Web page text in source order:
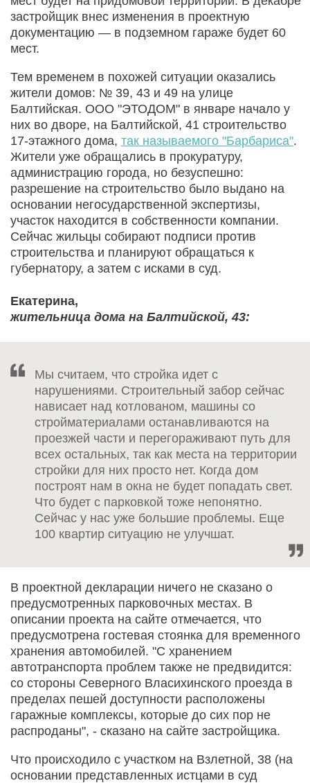
застройщик внес изменения в проектную
документацию — в подземном гараже будет 60
мест.
Тем временем в похожей ситуации оказались
жители домов: № 39, 43 и 49 на улице
Балтийская. ООО "ЭТОДОМ" в январе начало у
них во дворе, на Балтийской, 41 строительство
17-этажного дома, так называемого "Барбариса".
Жители уже обращались в прокуратуру,
администрацию города, но безуспешно:
разрешение на строительство было выдано на
основании негосударственной экспертизы,
участок находится в собственности компании.
Сейчас жильцы собирают подписи против
строительства и планируют обращаться к
губернатору, а затем с исками в суд.
Екатерина,
жительница дома на Балтийской, 43:
Мы считаем, что стройка идет с
нарушениями. Строительный забор сейчас
нависает над котлованом, машины со
стройматериалами останавливаются на
проезжей части и перегораживают путь для
всех остальных, так как места на территории
стройки для них просто нет. Когда дом
построят нам в окна не будет попадать свет.
Что будет с парковкой тоже непонятно.
Сейчас у нас уже большие проблемы. Еще
100 квартир ситуацию не улучшат.
В проектной декларации ничего не сказано о
предусмотренных парковочных местах. В
описании проекта на сайте отмечается, что
предусмотрена гостевая стоянка для временного
хранения автомобилей. "С хранением
автотранспорта проблем также не предвидится:
со стороны Северного Власихинского проезда в
пределах пешей доступности расположены
гаражные комплексы, которые до сих пор не
распроданы", - сказано на сайте застройщика.
Что происходило с участком на Взлетной, 38 (на
основании представленных истцами в суд